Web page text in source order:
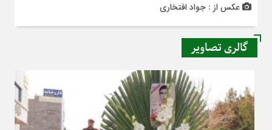
عکس از : جواد افتخاری
گالری تصاویر